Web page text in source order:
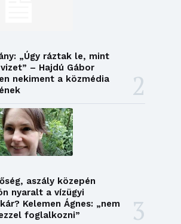
„Úgy ráztak le, mint
– Hajdú Gábor
nekiment a közmédia
aszály közepén
nyaralt a vízügyi
Kelemen Ágnes: „nem
foglalkozni”